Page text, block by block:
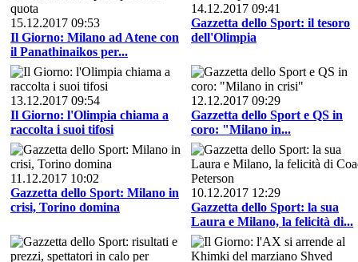
15.12.2017 09:53
Il Giorno: Milano ad Atene con
il Panathinaikos per...
14.12.2017 09:41
Gazzetta dello Sport: il tesoro
dell'Olimpia
13.12.2017 09:54
Il Giorno: l'Olimpia chiama a
raccolta i suoi tifosi
12.12.2017 09:29
Gazzetta dello Sport e QS in
coro: "Milano in...
11.12.2017 10:02
Gazzetta dello Sport: Milano in
crisi, Torino domina
10.12.2017 12:29
Gazzetta dello Sport: la sua
Laura e Milano, la felicità di...